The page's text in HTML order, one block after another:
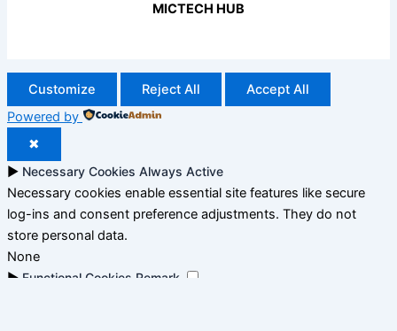
MICTECH HUB
Customize Reject All
Accept All
Powered by
✖
► Necessary Cookies Always Active
Necessary cookies enable essential site features like secure
log-ins and consent preference adjustments. They do not
store personal data.
None
► Functional Cookies Remark